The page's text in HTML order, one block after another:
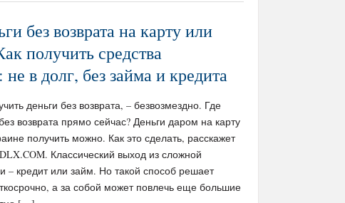
без возврата на карту или
получить средства
не в долг, без займа и кредита
деньги без возврата, – безвозмездно. Где
возврата прямо сейчас? Деньги даром на карту
получить можно. Как это сделать, расскажет
Классический выход из сложной
– кредит или займ. Но такой способ решает
а за собой может повлечь еще большие